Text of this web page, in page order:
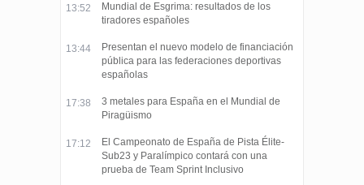
13:52
Mundial de Esgrima: resultados de los
tiradores españoles
13:44
Presentan el nuevo modelo de financiación
pública para las federaciones deportivas
españolas
17:38
3 metales para España en el Mundial de
Piragüismo
17:12
El Campeonato de España de Pista Élite-
Sub23 y Paralímpico contará con una
prueba de Team Sprint Inclusivo